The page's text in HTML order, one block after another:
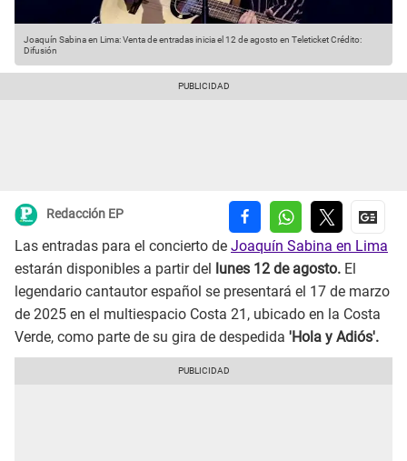
Joaquín Sabina en Lima: Venta de entradas inicia el 12 de agosto en TeleticketCrédito:
Difusión
Redacción EP
Las entradas para el concierto de Joaquín Sabina en Lima
estarán disponibles a partir del
lunes 12 de agosto. El
legendario cantautor español se presentará el 17 de marzo
de 2025 en el multiespacio Costa 21, ubicado en la Costa
Verde, como parte de su gira de despedida 'Hola y Adiós'.